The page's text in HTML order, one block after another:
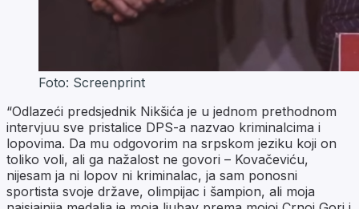
Foto: Screenprint
“Odlazeći predsjednik Nikšića je u jednom prethodnom
intervjuu sve pristalice DPS-a nazvao kriminalcima i
lopovima. Da mu odgovorim na srpskom jeziku koji on
toliko voli, ali ga nažalost ne govori – Kovačeviću,
nijesam ja ni lopov ni kriminalac, ja sam ponosni
sportista svoje države, olimpijac i šampion, ali moja